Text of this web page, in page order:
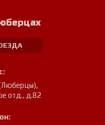
,
отд., д.82